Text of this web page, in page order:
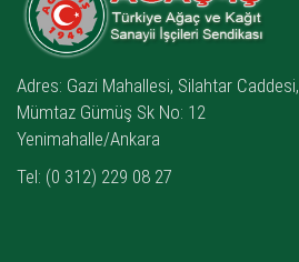
Adres: Gazi Mahallesi, Silahtar Caddesi,
Mümtaz Gümüş Sk No: 12
Yenimahalle/Ankara
Tel: (0 312) 229 08 27